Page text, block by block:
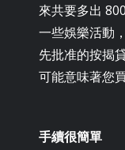
來共要多出
一些娛樂活動
先批准的按揭
可能意味著您
手續很簡單